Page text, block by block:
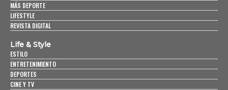
MÁS DEPORTE
LIFESTYLE
REVISTA DIGITAL
Life & Style
ESTILO
ENTRETENIMIENTO
DEPORTES
CINE Y TV